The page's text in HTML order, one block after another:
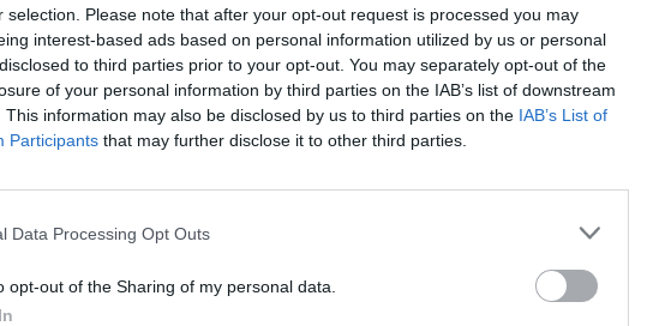
selection. Please note that after your opt-out request is processed you may
interest-based ads based on personal information utilized by us or personal
to third parties prior to your opt-out. You may separately opt-out of the
of your personal information by third parties on the IAB’s list of downstream
This information may also be disclosed by us to third parties on the IAB’s List of
Participants that may further disclose it to other third parties.
Data Processing Opt Outs
opt-out of the Sharing of my personal data.
ad